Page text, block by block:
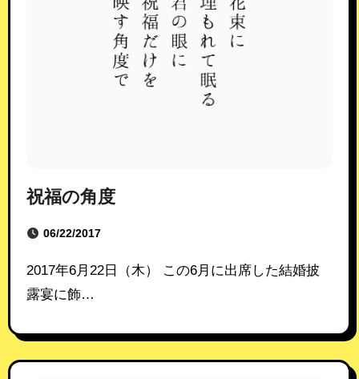
祝福の角度
06/22/2017
2017年6月22日（木） この6月に出席した結婚披
露宴に飾…